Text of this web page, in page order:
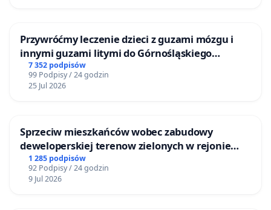
Przywróćmy leczenie dzieci z guzami mózgu i
innymi guzami litymi do Górnośląskiego
Centrum Zdrowia Dziecka w Katowicach
7 352 podpisów
99 Podpisy / 24 godzin
25 Jul 2026
Sprzeciw mieszkańców wobec zabudowy
deweloperskiej terenow zielonych w rejonie
Bulwarów Straceńskich w Bielsku-Białej
1 285 podpisów
92 Podpisy / 24 godzin
9 Jul 2026